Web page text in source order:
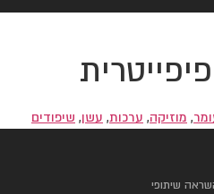
, מוזיקה, ערכות, עשן, שיפודים
שיתופי